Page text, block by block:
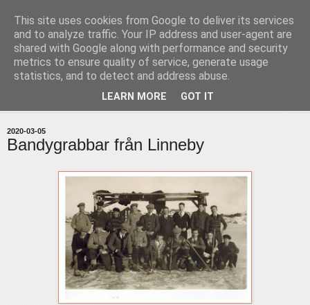
uddevallabloggen.se
med stort och smått från Uddevallas horisont
2020-03-05
Bandygrabbar från Linneby
This site uses cookies from Google to deliver its services
and to analyze traffic. Your IP address and user-agent are
shared with Google along with performance and security
metrics to ensure quality of service, generate usage
statistics, and to detect and address abuse.
LEARN MORE GOT IT